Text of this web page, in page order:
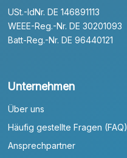
USt.-IdNr. DE 146891113
WEEE-Reg.-Nr. DE 30201093
Batt-Reg.-Nr. DE 96440121
Unternehmen
Über uns
Häufig gestellte Fragen (FAQ)
Ansprechpartner